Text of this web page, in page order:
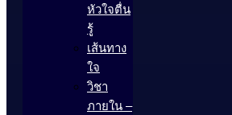
หัวใจตื่น
รู้
เส้นทาง
ใจ
วิชา
ภายใน –